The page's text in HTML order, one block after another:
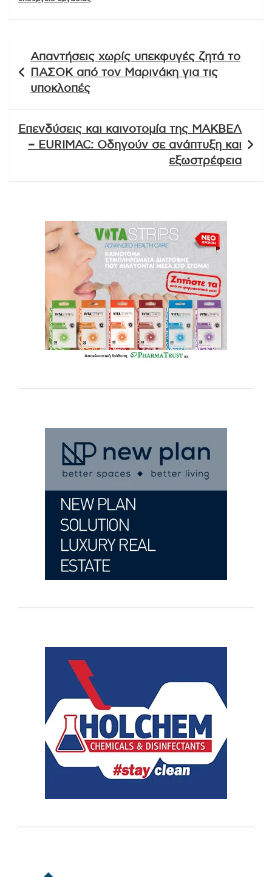
άρθρων
Απαντήσεις χωρίς υπεκφυγές ζητά το
ΠΑΣΟΚ από τον Μαρινάκη για τις
υποκλοπές
Επενδύσεις και καινοτομία της ΜΑΚΒΕΛ
– EURIMAC: Οδηγούν σε ανάπτυξη και
εξωστρέφεια